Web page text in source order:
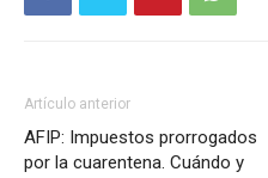
Artículo anterior
AFIP: Impuestos prorrogados
por la cuarentena. Cuándo y